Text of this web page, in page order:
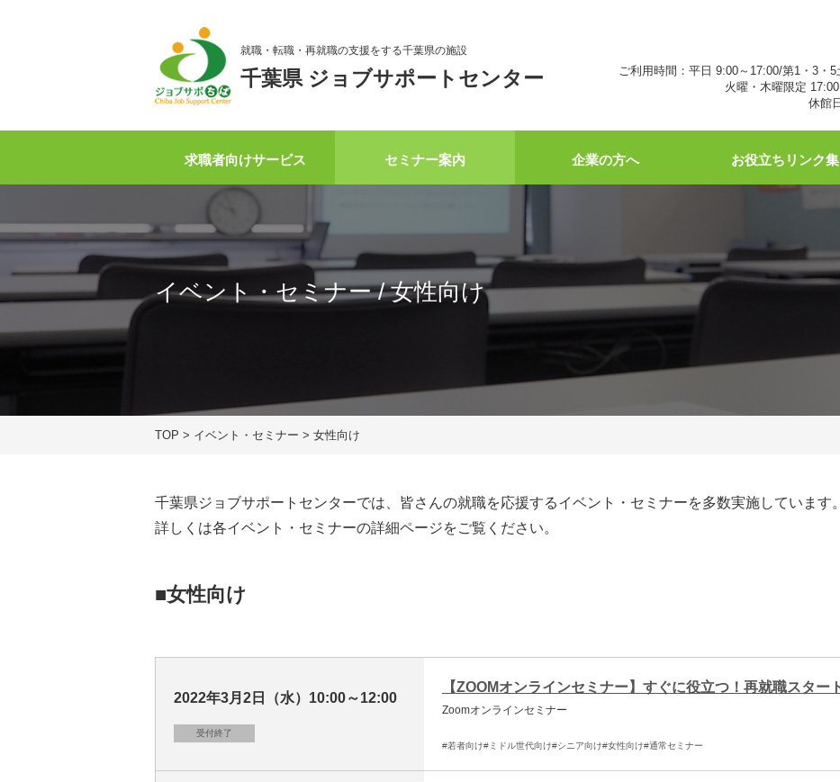
就職・転職・再就職の支援をする千葉県の施設
千葉県 ジョブサポートセンター
ご利用時間：平日 9:00～17:00/第1・3・
火曜・木曜限定
休館
求職者向けサービス セミナー案内 企業の方へ お役立ちリンク集
イベント・セミナー / 女性向け
TOP > イベント・セミナー > 女性向け
千葉県ジョブサポートセンターでは、皆さんの就職を応援するイベント・セミナーを多数実施しています。
詳しくは各イベント・セミナーの詳細ページをご覧ください。
■女性向け
2022年3月2日（水）10:00～12:00
受付終了
【ZOOMオンラインセミナー】すぐに役立つ！再就職スター
Zoomオンラインセミナー
#若者向け#ミドル世代向け#シニア向け#女性向け#通常セミナー